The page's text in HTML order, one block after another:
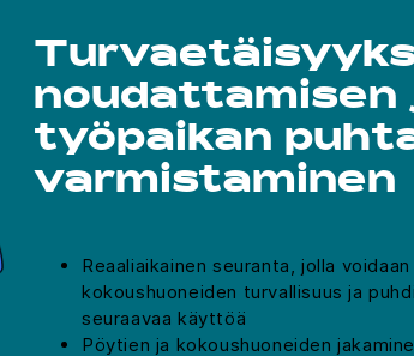
noudattamisen
työpaikan
varmistaminen
Reaaliaikainen seuranta, jolla
kokoushuoneiden turvallisuus ja
seuraavaa käyttöä
Pöytien ja kokoushuoneiden